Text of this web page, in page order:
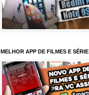
MELHOR APP DE FILMES E SÉRIE